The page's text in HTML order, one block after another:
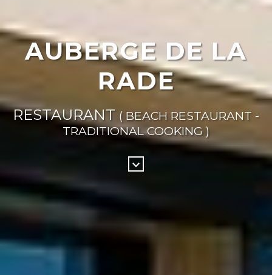
AUBERGE DE LA
RADE
RESTAURANT ( BEACH RESTAURANT -
TRADITIONAL COOKING )